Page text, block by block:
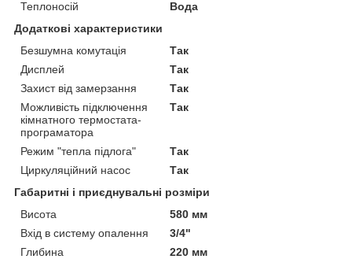
Теплоносій
Вода
Додаткові характеристики
Безшумна комутація
Так
Дисплей
Так
Захист від замерзання
Так
Можливість підключення
кімнатного термостата-
програматора
Так
Режим "тепла підлога"
Так
Циркуляційний насос
Так
Габаритні і приєднувальні розміри
Висота
580 мм
Вхід в систему опалення
3/4"
Глибина
220 мм